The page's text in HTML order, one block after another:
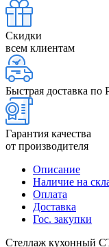
Скидки
всем клиентам
Быстрая доставка по
Гарантия качества
от производителя
Описание
Наличие на
Оплата
Доставка
Гос. закупки
Стеллаж кухонный